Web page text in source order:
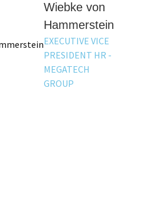
Wiebke von
Hammerstein
EXECUTIVE VICE
PRESIDENT HR -
MEGATECH
GROUP